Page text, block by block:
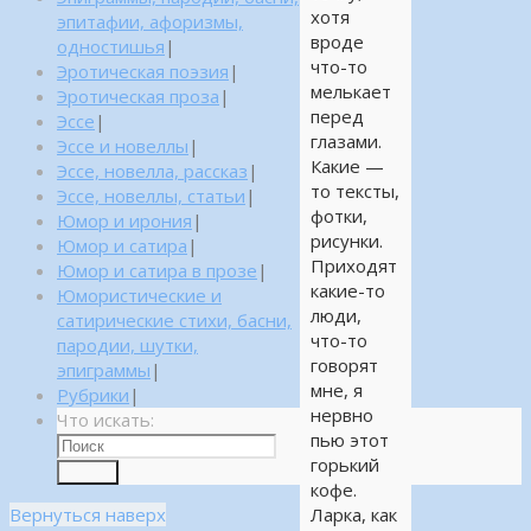
хотя
вроде
что-то
мелькает
перед
глазами.
Какие —
то тексты,
фотки,
рисунки.
Приходят
какие-то
люди,
что-то
говорят
мне, я
нервно
пью этот
горький
кофе.
Ларка, как
эпитафии, афоризмы,
одностишья |
Эротическая поэзия |
Эротическая проза |
Эссе |
Эссе и новеллы |
Эссе, новелла, рассказ |
Эссе, новеллы, статьи |
Юмор и ирония |
Юмор и сатира |
Юмор и сатира в прозе |
Юмористические и
сатирические стихи, басни,
пародии, шутки,
эпиграммы |
Рубрики |
Что искать:
Вернуться наверх